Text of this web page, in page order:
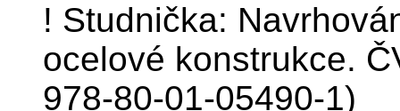
! Studnička:
ocelové konstrukce.
978-80-01-05490-1)